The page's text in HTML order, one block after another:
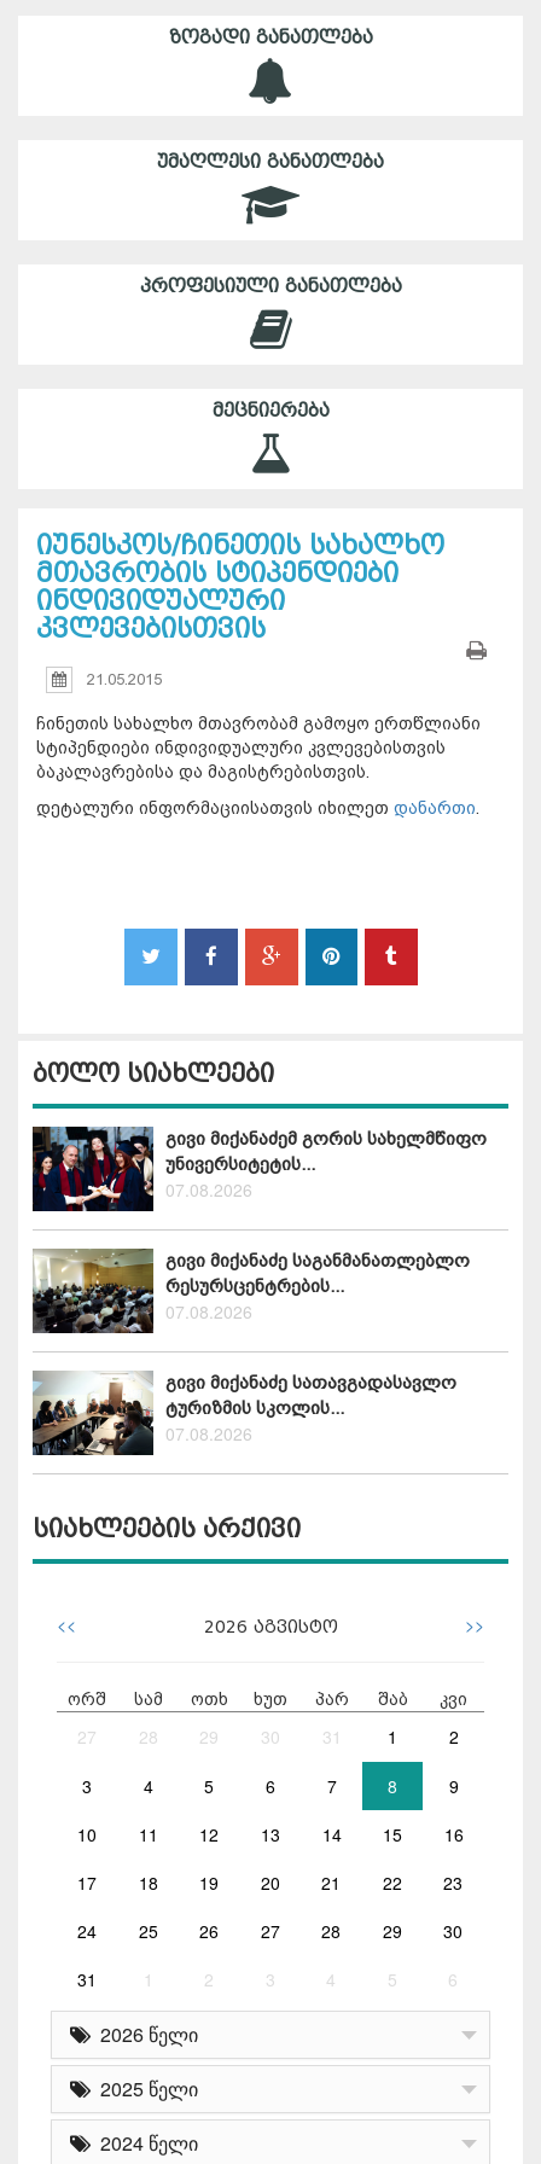
ᲖᲝᲒᲐᲓᲘ ᲒᲐᲜᲐᲗᲚᲔᲑᲐ
ᲣᲛᲐᲦᲚᲔᲡᲘ ᲒᲐᲜᲐᲗᲚᲔᲑᲐ
ᲞᲠᲝᲤᲔᲡᲘᲣᲚᲘ ᲒᲐᲜᲐᲗᲚᲔᲑᲐ
ᲛᲔᲪᲜᲘᲔᲠᲔᲑᲐ
იუნესკოს/ჩინეთის სახალხო
მთავრობის სტიპენდიები
ინდივიდუალური
კვლევებისთვის
21.05.2015
ჩინეთის სახალხო მთავრობამ გამოყო ერთწლიანი
სტიპენდიები ინდივიდუალური კვლევებისთვის
ბაკალავრებისა და მაგისტრებისთვის.
დეტალური ინფორმაციისათვის იხილეთ დანართი.
ბოლო სიახლეები
გივი მიქანაძემ გორის სახელმწიფო
უნივერსიტეტის...
07.08.2026
გივი მიქანაძე საგანმანათლებლო
რესურსცენტრების...
07.08.2026
გივი მიქანაძე სათავგადასავლო
ტურიზმის სკოლის...
07.08.2026
სიახლეების არქივი
<< 2026 აგვისტო >>
ორშ სამ ოთხ ხუთ პარ შაბ კვი
27 28 29 30 31 1 2
3 4 5 6 7 8 9
10 11 12 13 14 15 16
17 18 19 20 21 22 23
24 25 26 27 28 29 30
31 1 2 3 4 5 6
2026 წელი
2025 წელი
2024 წელი